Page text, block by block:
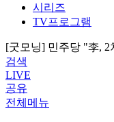
시리즈
TV프로그램
[굿모닝] 민주당 "李,
검색
LIVE
공유
전체메뉴